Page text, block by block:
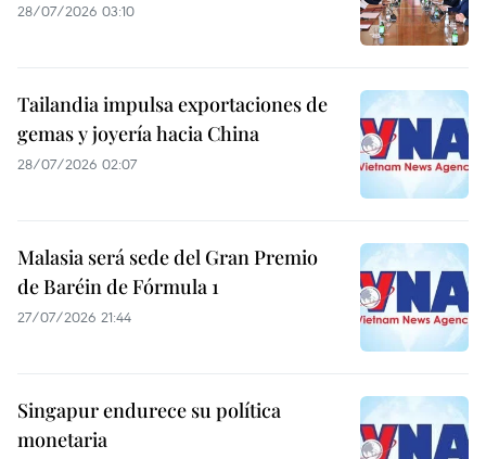
28/07/2026 03:10
Tailandia impulsa exportaciones de
gemas y joyería hacia China
28/07/2026 02:07
Malasia será sede del Gran Premio
de Baréin de Fórmula 1
27/07/2026 21:44
Singapur endurece su política
monetaria